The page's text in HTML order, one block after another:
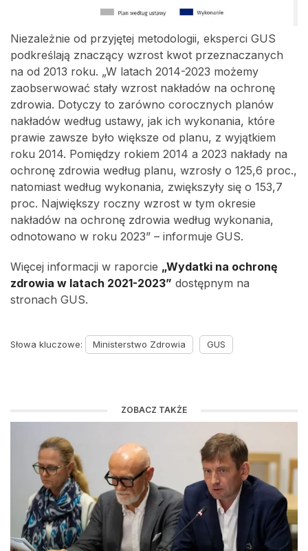
Niezależnie od przyjętej metodologii, eksperci GUS
podkreślają znaczący wzrost kwot przeznaczanych
na od 2013 roku. „W latach 2014-2023 możemy
zaobserwować stały wzrost nakładów na ochronę
zdrowia. Dotyczy to zarówno corocznych planów
nakładów według ustawy, jak ich wykonania, które
prawie zawsze było większe od planu, z wyjątkiem
roku 2014. Pomiędzy rokiem 2014 a 2023 nakłady na
ochronę zdrowia według planu, wzrosły o 125,6 proc.,
natomiast według wykonania, zwiększyły się o 153,7
proc. Największy roczny wzrost w tym okresie
nakładów na ochronę zdrowia według wykonania,
odnotowano w roku 2023” – informuje GUS.
Więcej informacji w raporcie „Wydatki na ochronę
zdrowia w latach 2021-2023” dostępnym na
stronach GUS.
Słowa kluczowe: Ministerstwo Zdrowia GUS
ZOBACZ TAKŻE